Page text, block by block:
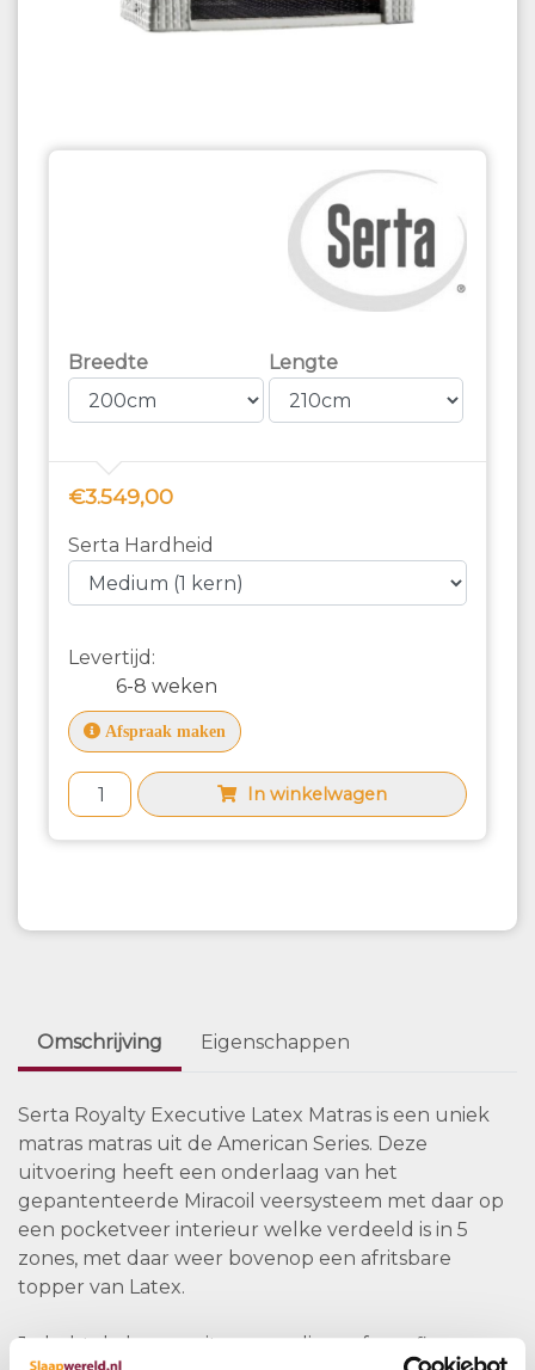
Breedte Lengte
€3.549,00
Serta Hardheid
Levertijd:
6-8 weken
Afspraak maken
In winkelwagen
Omschrijving Eigenschappen
Serta Royalty Executive Latex Matras is een uniek
matras matras uit de American Series. Deze
uitvoering heeft een onderlaag van het
gepantenteerde Miracoil veersysteem met daar op
een pocketveer interieur welke verdeeld is in 5
zones, met daar weer bovenop een afritsbare
topper van Latex.
Je hebt de keuze uit een medium of een firm